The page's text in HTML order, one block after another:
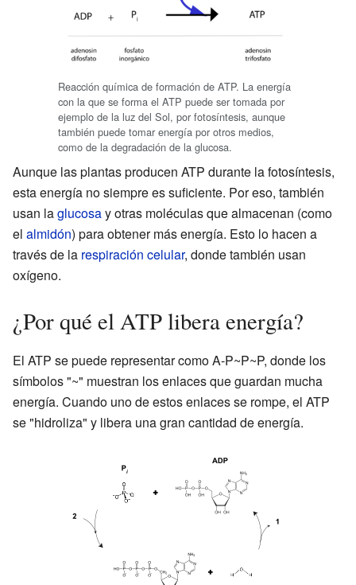
Reacción química de formación de ATP. La energía
con la que se forma el ATP puede ser tomada por
ejemplo de la luz del Sol, por fotosíntesis, aunque
también puede tomar energía por otros medios,
como de la degradación de la glucosa.
Aunque las plantas producen ATP durante la fotosíntesis,
esta energía no siempre es suficiente. Por eso, también
usan laglucosay otras moléculas que almacenan (como
el almidón) para obtener más energía. Esto lo hacen a
través de la respiración celular, donde también usan
oxígeno.
¿Por qué el ATP libera energía?
El ATP se puede representar como A-P~P~P, donde los
símbolos "~" muestran los enlaces que guardan mucha
energía. Cuando uno de estos enlaces se rompe, el ATP
se "hidroliza" y libera una gran cantidad de energía.